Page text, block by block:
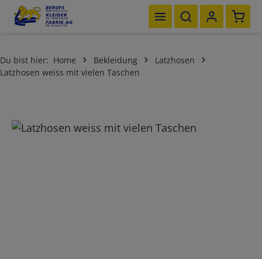
Zum Hauptinhalt springen
Du bist hier: Home Bekleidung
Latzhosen
Latzhosen weiss mit vielen Taschen
Bildergalerie überspringen